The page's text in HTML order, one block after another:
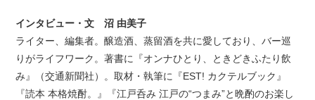
インタビュー・文 沼 由美子
ライター、編集者。醸造酒、蒸留酒を共に愛しており、バー巡
りがライフワーク。著書に『オンナひとり、ときどきふたり飲
み』（交通新聞社）。取材・執筆に『EST! カクテルブック』
『読本 本格焼酎。』『江戸呑み 江戸の“つまみ”と晩酌のお楽し